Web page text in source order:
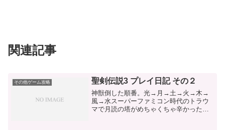
関連記事
その他ゲーム攻略 聖剣伝説3 プレイ日記 その２
神獣倒した順番。光→月→土→火→木→
風→水スーパーファミコン時代のトラウ
マで月読の塔がめちゃくちゃ辛かった記